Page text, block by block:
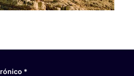
*